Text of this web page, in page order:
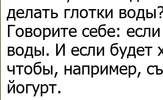
делать глотки
Говорите себе:
воды. И если будет
чтобы, например,
йогурт.